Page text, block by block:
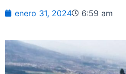
enero 31, 2024 6:59 am